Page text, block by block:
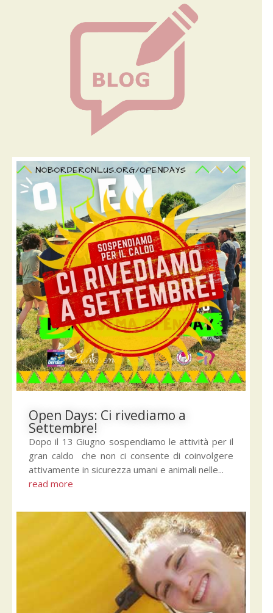
Open Days: Ci rivediamo a
Settembre!
Dopo il 13 Giugno sospendiamo le attività per il
gran caldo che non ci consente di coinvolgere
attivamente in sicurezza umani e animali nelle...
read more